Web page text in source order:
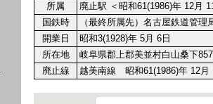
所属
廃止駅 ＜昭和61(1986)年 12月
国鉄時
（最終所属先）名古屋鉄道管
開業日
昭和3(1928)年 5月 6日
所在地
岐阜県郡上郡美並村白山桑下
廃止線
越美南線 昭和61(1986)年 12月